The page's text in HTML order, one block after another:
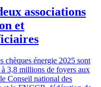
associations
et
chèques énergie 2025 sont
3,8 millions de foyers aux
Conseil national des